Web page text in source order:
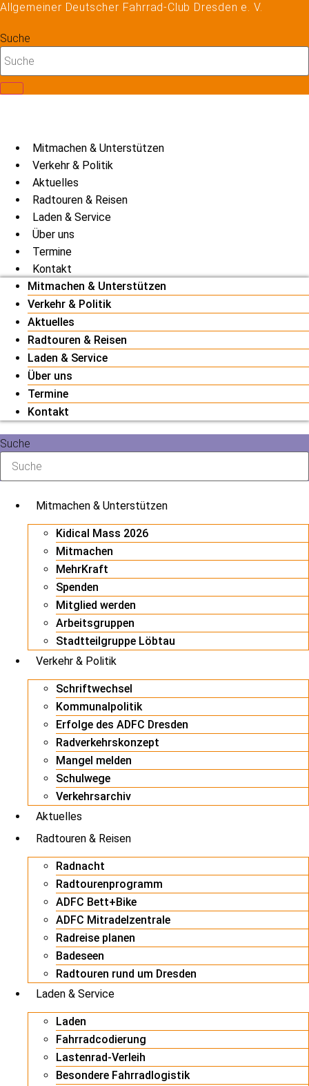
Zum
springen
Allgemeiner Deutscher Fahrrad-Club Dresden e. V.
Suche
Mitmachen & Unterstützen
Verkehr & Politik
Aktuelles
Radtouren & Reisen
Laden & Service
Über uns
Termine
Kontakt
Mitmachen & Unterstützen
Verkehr & Politik
Aktuelles
Radtouren & Reisen
Laden & Service
Über uns
Termine
Kontakt
Suche
Mitmachen & Unterstützen
Kidical Mass 2026
Mitmachen
MehrKraft
Spenden
Mitglied werden
Arbeitsgruppen
Stadtteilgruppe Löbtau
Verkehr & Politik
Schriftwechsel
Kommunalpolitik
Erfolge des ADFC Dresden
Radverkehrskonzept
Mangel melden
Schulwege
Verkehrsarchiv
Aktuelles
Radtouren & Reisen
Radnacht
Radtourenprogramm
ADFC Bett+Bike
ADFC Mitradelzentrale
Radreise planen
Badeseen
Radtouren rund um Dresden
Laden & Service
Laden
Fahrradcodierung
Lastenrad-Verleih
Besondere Fahrradlogistik